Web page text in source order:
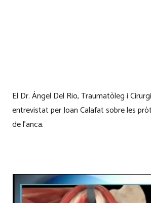
El Dr. Ángel Del Rio, Traumatòleg i
entrevistat per Joan Calafat sobre les
de l’anca.